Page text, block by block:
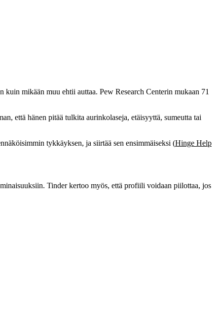
mikään muu ehtii auttaa. Pew Research Centerin mukaan 71
että hänen pitää tulkita aurinkolaseja, etäisyyttä, sumeutta tai
tykkäyksen, ja siirtää sen ensimmäiseksi (Hinge Help
Tinder kertoo myös, että profiili voidaan piilottaa, jos